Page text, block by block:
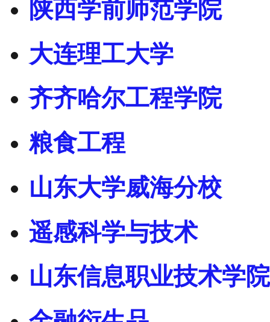
陕西学前师范学院
大连理工大学
齐齐哈尔工程学院
粮食工程
山东大学威海分校
遥感科学与技术
山东信息职业技术学院